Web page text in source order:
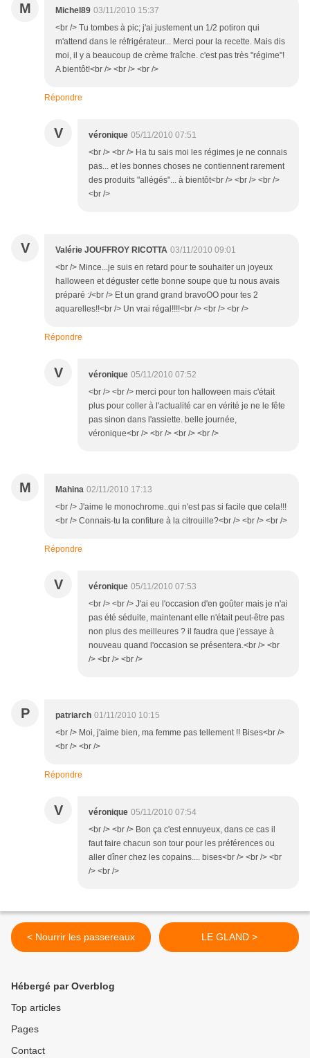
M Michel89 03/11/2010 15:37
<br /> Tu tombes à pic; j'ai justement un 1/2 potiron qui
m'attend dans le réfrigérateur... Merci pour la recette. Mais dis
moi, il y a beaucoup de crème fraîche. c'est pas très "régime"!
A bientôt!<br /> <br /> <br />
Répondre
V véronique 05/11/2010 07:51
<br /> <br /> Ha tu sais moi les régimes je ne connais
pas... et les bonnes choses ne contiennent rarement
des produits "allégés"... à bientôt<br /> <br /> <br />
<br />
V Valérie JOUFFROY RICOTTA 03/11/2010 09:01
<br /> Mince...je suis en retard pour te souhaiter un joyeux
halloween et déguster cette bonne soupe que tu nous avais
préparé :/<br /> Et un grand grand bravoOO pour tes 2
aquarelles!!<br /> Un vrai régal!!!!<br /> <br /> <br />
Répondre
V véronique 05/11/2010 07:52
<br /> <br /> merci pour ton halloween mais c'était
plus pour coller à l'actualité car en vérité je ne le fête
pas sinon dans l'assiette. belle journée,
véronique<br /> <br /> <br /> <br />
M Mahina 02/11/2010 17:13
<br /> J'aime le monochrome..qui n'est pas si facile que cela!!!
<br /> Connais-tu la confiture à la citrouille?<br /> <br /> <br />
Répondre
V véronique 05/11/2010 07:53
<br /> <br /> J'ai eu l'occasion d'en goûter mais je n'ai
pas été séduite, maintenant elle n'était peut-être pas
non plus des meilleures ? il faudra que j'essaye à
nouveau quand l'occasion se présentera.<br /> <br
/> <br /> <br />
P patriarch 01/11/2010 10:15
<br /> Moi, j'aime bien, ma femme pas tellement !! Bises<br />
<br /> <br />
Répondre
V véronique 05/11/2010 07:54
<br /> <br /> Bon ça c'est ennuyeux, dans ce cas il
faut faire chacun son tour pour les préférences ou
aller dîner chez les copains.... bises<br /> <br /> <br
/> <br />
< Nourrir les passereaux LE GLAND >
Hébergé par Overblog
Top articles
Pages
Contact